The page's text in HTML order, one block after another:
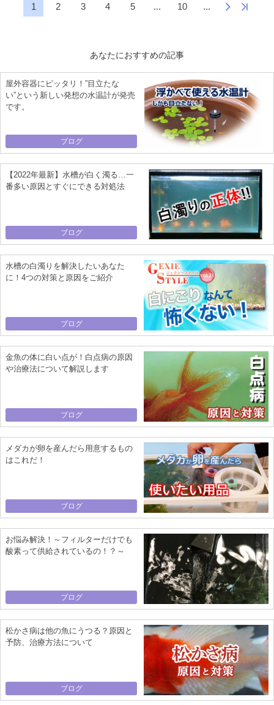
1 2 3 4 5 ... 10 ...
あなたにおすすめの記事
屋外容器にピッタリ！”目立たな
い”という新しい発想の水温計が発売
です。
ブログ
【2022年最新】水槽が白く濁る…一
番多い原因とすぐにできる対処法
ブログ
水槽の白濁りを解決したいあなた
に！4つの対策と原因をご紹介
ブログ
金魚の体に白い点が！白点病の原因
や治療法について解説します
ブログ
メダカが卵を産んだら用意するもの
はこれだ！
ブログ
お悩み解決！～フィルターだけでも
酸素って供給されているの！？～
ブログ
松かさ病は他の魚にうつる？原因と
予防、治療方法について
ブログ